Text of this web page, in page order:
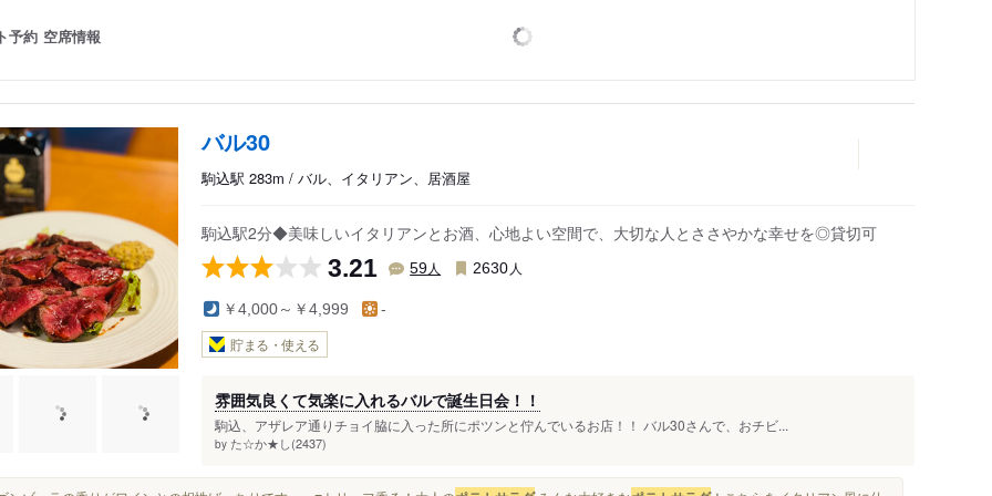
予約 空席情報
バル30
駒込駅 283m / バル、イタリアン、居酒屋
駒込駅2分◆美味しいイタリアンとお酒、心地よい空間で、大切な人とささやかな幸せを◎貸切可
3.21 59人 2630 人
￥4,000～￥4,999 -
貯まる・使える
雰囲気良くて気楽に入れるバルで誕生日会！！
駒込、アザレア通りチョイ脇に入った所にポツンと佇んでいるお店！！ バル30さんで、おチビ...
by た☆か★し(2437)